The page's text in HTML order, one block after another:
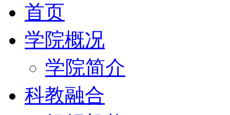
首页
学院概况
学院简介
科教融合